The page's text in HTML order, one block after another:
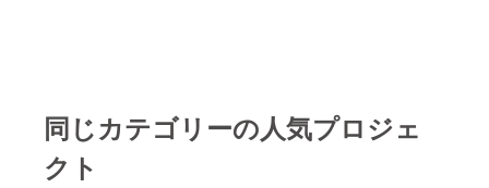
同じカテゴリーの人気プロジェ
クト